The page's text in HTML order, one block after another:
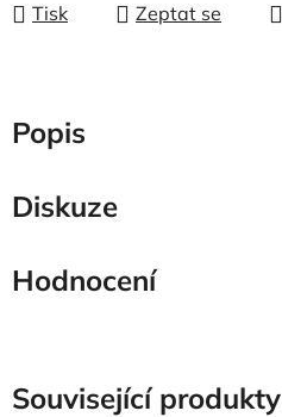
Tisk Zeptat se
Popis
Diskuze
Hodnocení
Související produkty